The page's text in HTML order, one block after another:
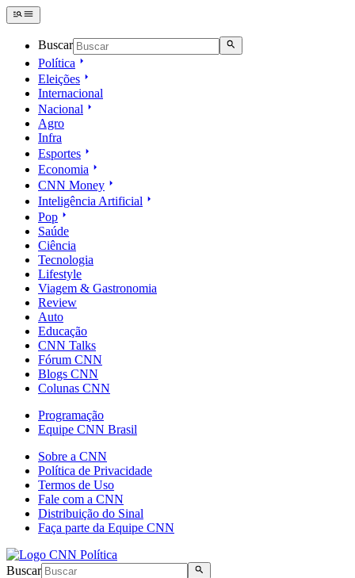
Buscar
Política
Eleições
Internacional
Nacional
Agro
Infra
Esportes
Economia
CNN Money
Inteligência Artificial
Pop
Saúde
Ciência
Tecnologia
Lifestyle
Viagem & Gastronomia
Review
Auto
Educação
CNN Talks
Fórum CNN
Blogs CNN
Colunas CNN
Programação
Equipe CNN Brasil
Sobre a CNN
Política de Privacidade
Termos de Uso
Fale com a CNN
Distribuição do Sinal
Faça parte da Equipe CNN
Buscar